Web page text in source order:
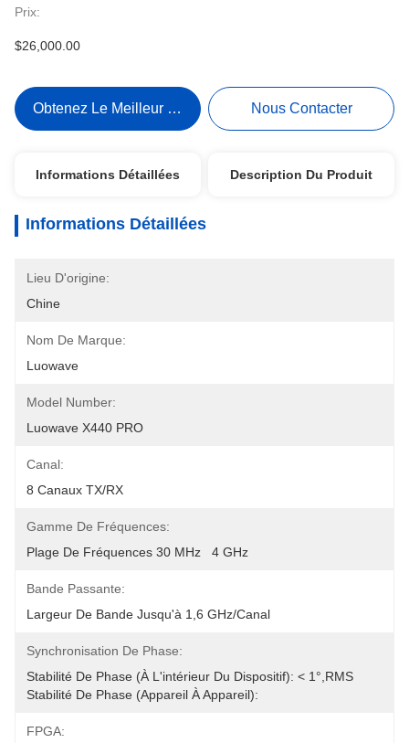
Prix:
$26,000.00
Obtenez Le Meilleur Prix Nous Contacter
Informations Détaillées Description Du Produit
Informations Détaillées
Lieu D'origine:
Chine
Nom De Marque:
Luowave
Model Number:
Luowave X440 PRO
Canal:
8 Canaux TX/RX
Gamme De Fréquences:
Plage De Fréquences 30 MHz   4 GHz
Bande Passante:
Largeur De Bande Jusqu'à 1,6 GHz/canal
Synchronisation De Phase:
Stabilité De Phase (à L'intérieur Du Dispositif): < 1°,RMS
Stabilité De Phase (appareil À Appareil):
FPGA: